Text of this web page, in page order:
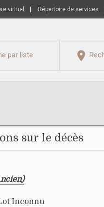
virtuel Répertoire de services
par liste
sur le décès
Inconnu